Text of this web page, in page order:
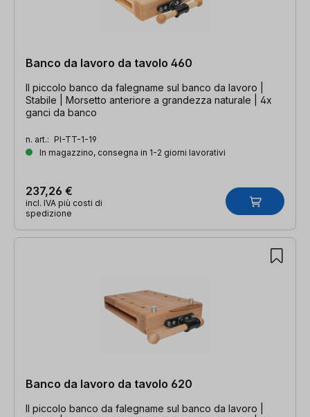
Banco da lavoro da tavolo 460
Il piccolo banco da falegname sul banco da lavoro |
Stabile | Morsetto anteriore a grandezza naturale | 4x
ganci da banco
n. art.: PI-TT-1-19
In magazzino, consegna in 1-2 giorni lavorativi
237,26 €
incl. IVA più costi di
spedizione
Banco da lavoro da tavolo 620
Il piccolo banco da falegname sul banco da lavoro |